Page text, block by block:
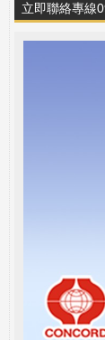
立即聯絡專線